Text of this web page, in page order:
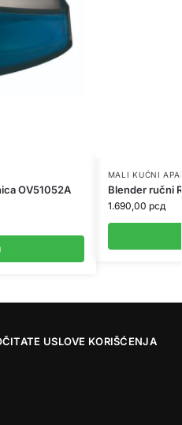
OV51052A
MALI KUĆNI
Blender ručni
1.690,00 рсд
USLOVE KORIŠĆENJA